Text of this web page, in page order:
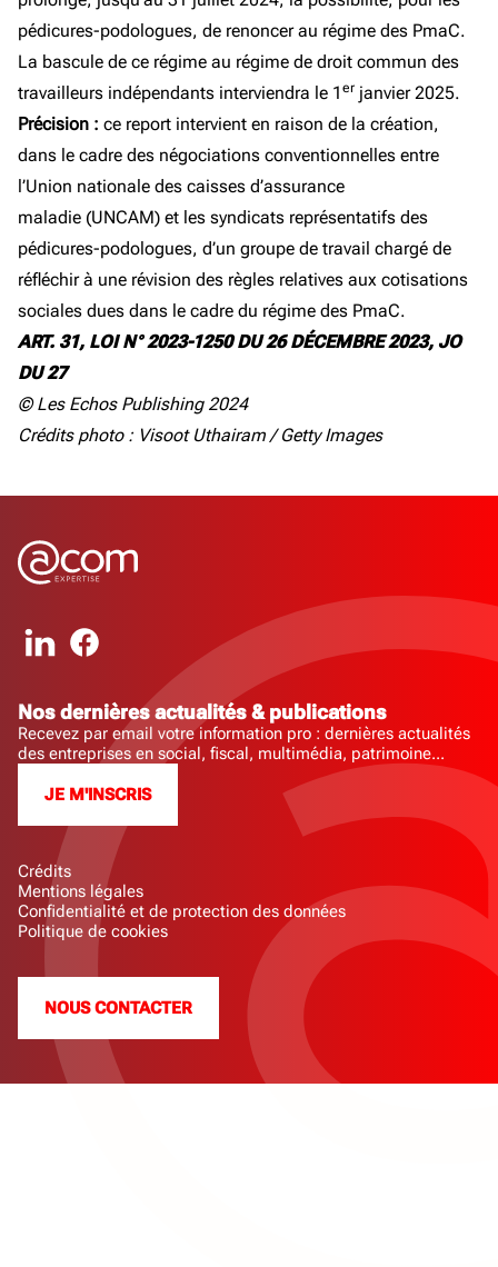
pédicures-podologues, de renoncer au régime des PmaC.
La bascule de ce régime au régime de droit commun des
travailleurs indépendants interviendra le 1 er janvier 2025.
Précision : ce report intervient en raison de la création,
dans le cadre des négociations conventionnelles entre
l’Union nationale des caisses d’assurance
maladie (UNCAM) et les syndicats représentatifs des
pédicures-podologues, d’un groupe de travail chargé de
réfléchir à une révision des règles relatives aux cotisations
sociales dues dans le cadre du régime des PmaC.
ART. 31, LOI N° 2023-1250 DU 26 DÉCEMBRE 2023, JO
DU 27
© Les Echos Publishing 2024
Crédits photo : Visoot Uthairam / Getty Images
Crédits
Mentions légales
Confidentialité et de protection des données
Politique de cookies
NOUS CONTACTER
Nos dernières actualités & publications
Recevez par email votre information pro : dernières actualités
des entreprises en social, fiscal, multimédia, patrimoine...
JE M'INSCRIS